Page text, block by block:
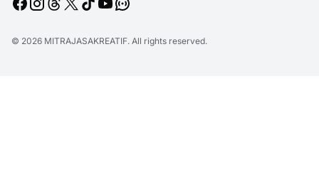
© 2026 MITRAJASAKREATIF. All rights reserved.